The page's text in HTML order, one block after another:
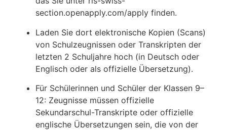
section.openapply.com/apply finden.
Laden Sie dort elektronische Kopien (Scans)
von Schulzeugnissen oder Transkripten der
letzten 2 Schuljahre hoch (in Deutsch oder
Englisch oder als offizielle Übersetzung).
Für Schülerinnen und Schüler der Klassen 9–
12: Zeugnisse müssen offizielle
Sekundarschul-Transkripte oder offizielle
englische Übersetzungen sein, die von der